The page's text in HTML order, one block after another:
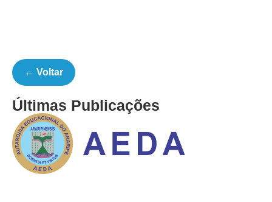
← Voltar
Últimas Publicações